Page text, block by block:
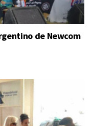
de Newcom